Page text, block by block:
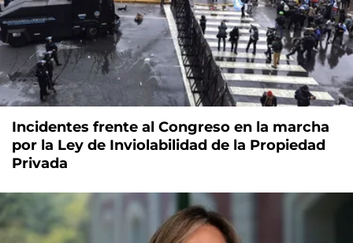
Incidentes frente al Congreso en la marcha
por la Ley de Inviolabilidad de la Propiedad
Privada